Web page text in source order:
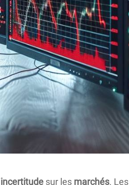
incertitude sur les marchés. Les